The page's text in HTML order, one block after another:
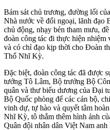
Bám sát chủ trương, đường lối
Nhà nước về đối ngoại, lãnh đạo
chủ động, nhạy bén tham mưu,
đoàn công tác đi thực hiện nhiệm
và có chỉ đạo kịp thời cho Đoàn
Thổ Nhĩ Kỳ.
Đặc biệt, đoàn công tác đã được
tướng Tô Lâm, Bộ trưởng Bộ
quân và thư biểu dương của Đại
Bộ Quốc phòng để các cán bộ,
vinh dự, tự hào và quyết tâm
Nhĩ Kỳ, tô thắm thêm hình ảnh
Quân đội nhân dân Việt Nam anh